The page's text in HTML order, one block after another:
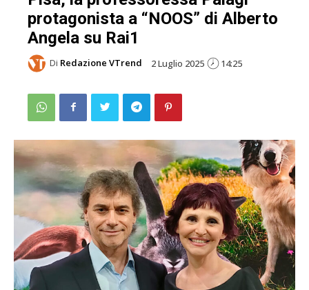
protagonista a “NOOS” di Alberto
Angela su Rai1
Di Redazione VTrend 2 Luglio 2025 14:25